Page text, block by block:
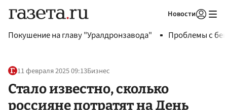
Новости
Покушение на главу "Уралдронзавода" Проблемы с
11 февраля 2025 09:13Бизнес
Стало известно, сколько
россияне потратят на День